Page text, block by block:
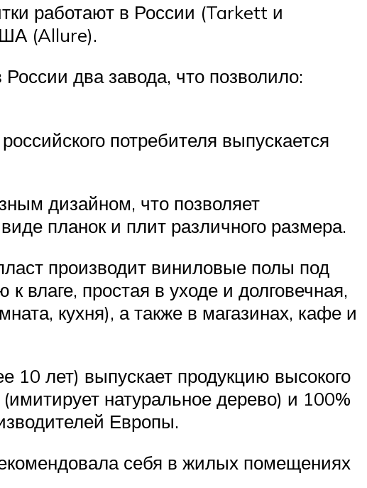
работают в России (Tarkett и
(Allure).
два завода, что позволило:
потребителя выпускается
дизайном, что позволяет
планок и плит различного размера.
производит виниловые полы под
влаге, простая в уходе и долговечная,
кухня), а также в магазинах, кафе и
10 лет) выпускает продукцию высокого
натуральное дерево) и 100%
Европы.
себя в жилых помещениях